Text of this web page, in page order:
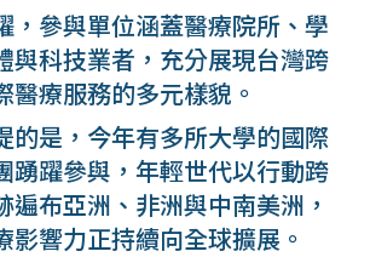
，參與單位涵蓋醫療院所、學
與科技業者，充分展現台灣跨
醫療服務的多元樣貌。
的是，今年有多所大學的國際
踴躍參與，年輕世代以行動跨
遍布亞洲、非洲與中南美洲，
影響力正持續向全球擴展。